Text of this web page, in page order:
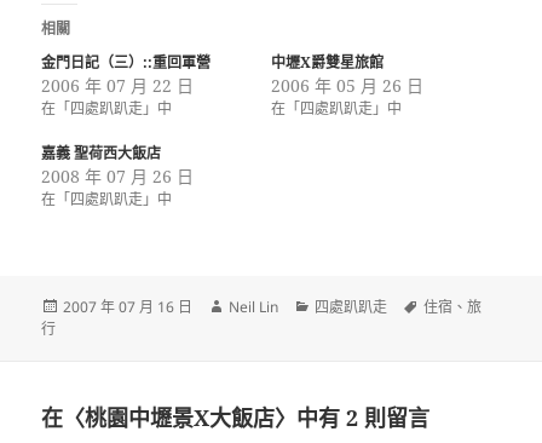
相關
金門日記（三）::重回軍營
2006 年 07 月 22 日
在「四處趴趴走」中
中壢X爵雙星旅館
2006 年 05 月 26 日
在「四處趴趴走」中
嘉義 聖荷西大飯店
2008 年 07 月 26 日
在「四處趴趴走」中
發
2007 年 07 月 16 日
作
Neil Lin
分
四處趴趴走
標
住宿 、旅
行
在〈桃園中壢景X大飯店〉中有 2 則留言